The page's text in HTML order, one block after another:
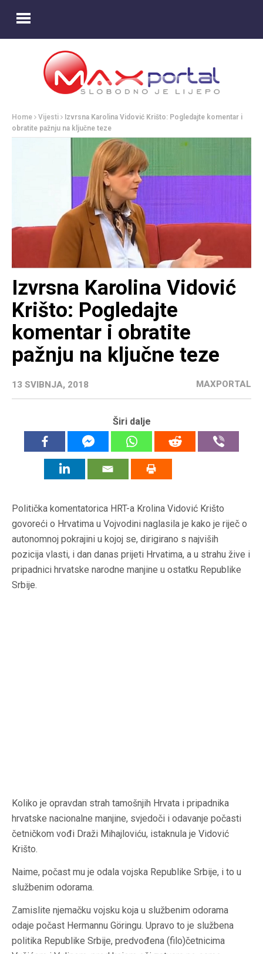
Home Vijesti
Izvrsna Karolina Vidović Krišto: Pogledajte komentar i
obratite pažnju na ključne teze
Izvrsna Karolina Vidović
Krišto: Pogledajte
komentar i obratite
pažnju na ključne teze
13 SVIBNJA, 2018 MAXPORTAL
Širi dalje
Politička komentatorica HRT-a Krolina Vidović Krišto
govoreći o Hrvatima u Vojvodini naglasila je kako je riječ o
autonomnoj pokrajini u kojoj se, dirigirano s najviših
pozicija vlasti, i dan danas prijeti Hrvatima, a u strahu žive i
pripadnici hrvatske narodne manjine u ostatku Republike
Srbije.
Koliko je opravdan strah tamošnjih Hrvata i pripadnika
hrvatske nacionalne manjine, svjedoči i odavanje počasti
četničkom vođi Draži Mihajloviću, istaknula je Vidović
Krišto.
Naime, počast mu je odala vojska Republike Srbije, i to u
službenim odorama.
Zamislite njemačku vojsku koja u službenim odorama
odaje počast Hermannu Göringu. Upravo to je službena
politika Republike Srbije, predvođena (filo)četnicima